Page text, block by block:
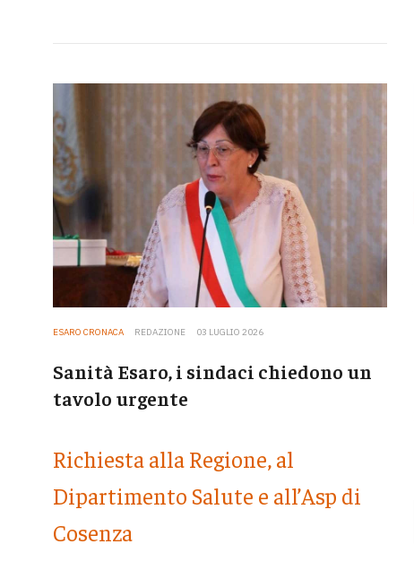
ESARO CRONACA REDAZIONE 03 LUGLIO 2026
Sanità Esaro, i sindaci chiedono un
tavolo urgente
Richiesta alla Regione, al
Dipartimento Salute e all’Asp di
Cosenza